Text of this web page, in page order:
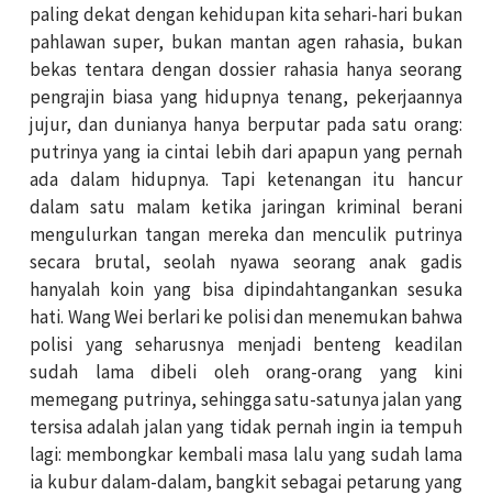
paling dekat dengan kehidupan kita sehari-hari bukan
pahlawan super, bukan mantan agen rahasia, bukan
bekas tentara dengan dossier rahasia hanya seorang
pengrajin biasa yang hidupnya tenang, pekerjaannya
jujur, dan dunianya hanya berputar pada satu orang:
putrinya yang ia cintai lebih dari apapun yang pernah
ada dalam hidupnya. Tapi ketenangan itu hancur
dalam satu malam ketika jaringan kriminal berani
mengulurkan tangan mereka dan menculik putrinya
secara brutal, seolah nyawa seorang anak gadis
hanyalah koin yang bisa dipindahtangankan sesuka
hati. Wang Wei berlari ke polisi dan menemukan bahwa
polisi yang seharusnya menjadi benteng keadilan
sudah lama dibeli oleh orang-orang yang kini
memegang putrinya, sehingga satu-satunya jalan yang
tersisa adalah jalan yang tidak pernah ingin ia tempuh
lagi: membongkar kembali masa lalu yang sudah lama
ia kubur dalam-dalam, bangkit sebagai petarung yang